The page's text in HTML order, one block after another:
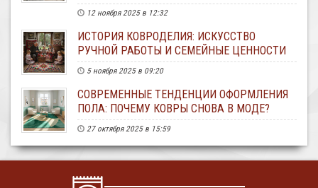
12 ноября 2025 в 12:32
ИСТОРИЯ КОВРОДЕЛИЯ: ИСКУССТВО
РУЧНОЙ РАБОТЫ И СЕМЕЙНЫЕ ЦЕННОСТИ
5 ноября 2025 в 09:20
СОВРЕМЕННЫЕ ТЕНДЕНЦИИ ОФОРМЛЕНИЯ
ПОЛА: ПОЧЕМУ КОВРЫ СНОВА В МОДЕ?
27 октября 2025 в 15:59